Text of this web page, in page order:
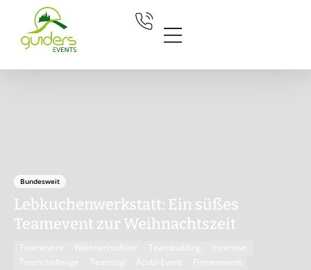
springen
Bundesweit
Lebkuchenwerkstatt: Ein süßes
Teamevent zur Weihnachtszeit
Teamevent Weihnachtsfeier Teambuilding
Incentive
Teamchallenge
Teamtag Azubi-Event
Firmenevent